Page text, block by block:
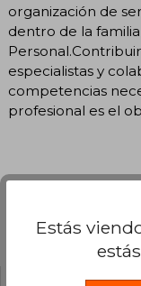
organización de
dentro de la
especialistas y
competencias
profesional es el
Estás